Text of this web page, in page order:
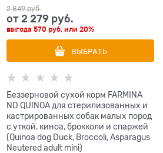
2 849 руб.
от2 279 руб.
выгода570 руб. или20%
ВЫБРАТЬ
Беззерновой cухой корм FARMINA
ND QUINOA для стерилизованных и
кастрированных собак малых пород
с уткой, киноа, брокколи и спаржей
(Quinoa dog Duck, Broccoli, Asparagus
Neutered adult mini)